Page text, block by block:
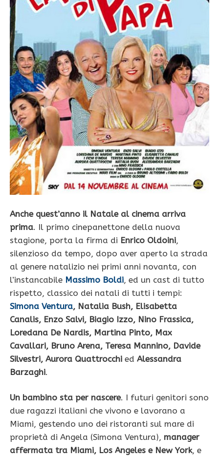
Anche quest’anno il Natale al cinema arriva
prima. Il primo cinepanettone della nuova
stagione, porta la firma di Enrico Oldoini,
silenzioso da tempo, dopo aver aperto la strada
al genere natalizio nei primi anni novanta, con
l’instancabile Massimo Boldi, ed un cast di tutto
rispetto, classico dei natali di tutti i tempi:
Simona Ventura, Natalia Bush, Elisabetta
Canalis, Enzo Salvi, Biagio Izzo, Nino Frassica,
Loredana De Nardis, Martina Pinto, Max
Cavallari, Bruno Arena, Teresa Mannino, Davide
Silvestri, Aurora Quattrocchi ed Alessandra
Barzaghi.
Un bambino sta per nascere. I futuri genitori sono
due ragazzi italiani che vivono e lavorano a
Miami, gestendo uno dei ristoranti sul mare di
proprietà di Angela (Simona Ventura), manager
affermata tra Miami, Los Angeles e New York, e